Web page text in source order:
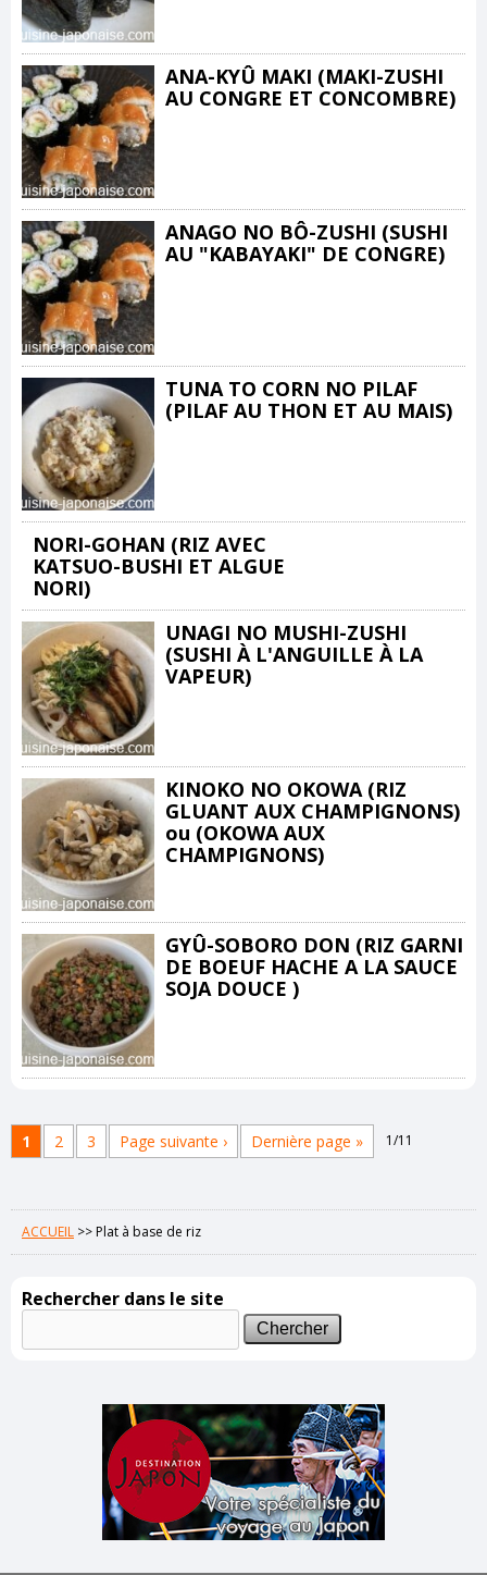
ANA-KYÛ MAKI (MAKI-ZUSHI
AU CONGRE ET CONCOMBRE)
ANAGO NO BÔ-ZUSHI (SUSHI
AU "KABAYAKI" DE CONGRE)
TUNA TO CORN NO PILAF
(PILAF AU THON ET AU MAIS)
NORI-GOHAN (RIZ AVEC
KATSUO-BUSHI ET ALGUE
NORI)
UNAGI NO MUSHI-ZUSHI
(SUSHI À L'ANGUILLE À LA
VAPEUR)
KINOKO NO OKOWA (RIZ
GLUANT AUX CHAMPIGNONS)
ou (OKOWA AUX
CHAMPIGNONS)
GYÛ-SOBORO DON (RIZ GARNI
DE BOEUF HACHE A LA SAUCE
SOJA DOUCE )
1 2 3 Page suivante › Dernière page » 1/11
ACCUEIL >>Plat à base de riz
Rechercher dans le site